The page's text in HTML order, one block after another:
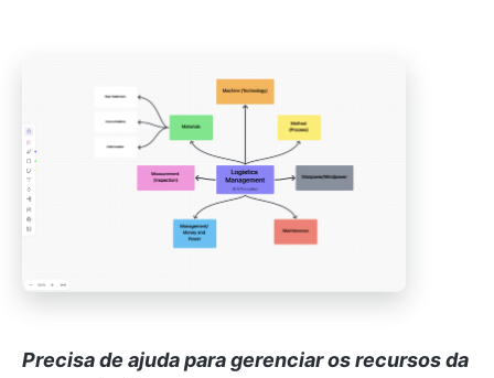
Precisa de ajuda para gerenciar os recursos da